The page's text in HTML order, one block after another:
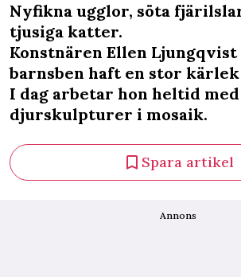
Nyfikna ugglor, söta
tjusiga katter.
Konstnären Ellen Ljungqvist
barnsben haft en stor
I dag arbetar hon heltid
djurskulpturer i mosaik.
Spara artikel
Annons